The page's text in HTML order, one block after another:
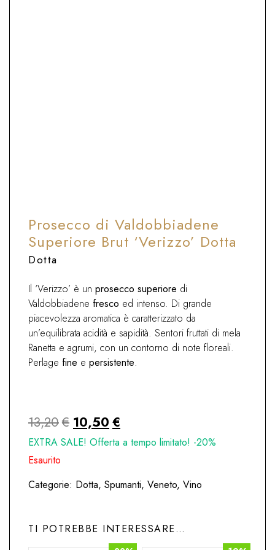
Prosecco di Valdobbiadene
Superiore Brut ‘Verizzo’ Dotta
Dotta
Il ‘Verizzo’ è un prosecco superiore di
Valdobbiadene fresco ed intenso. Di grande
piacevolezza aromatica è caratterizzato da
un’equilibrata acidità e sapidità. Sentori fruttati di mela
Ranetta e agrumi, con un contorno di note floreali.
Perlage fine e persistente.
13,20€ Il
prezzo
era:
10,50 €
prezzo
è:
EXTRA SALE! Offerta a tempo limitato! -20%
Esaurito
Categorie: Dotta, Spumanti, Veneto, Vino
TI POTREBBE INTERESSARE…